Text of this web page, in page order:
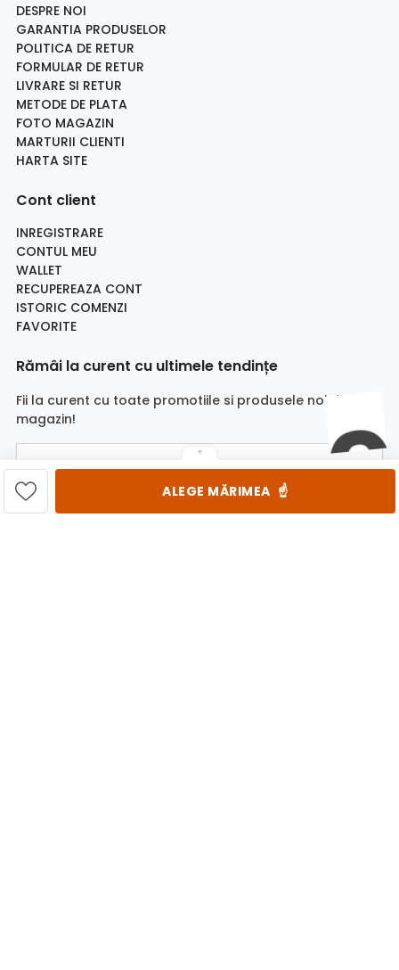
▼
ALEGE MĂRIMEA ☝️
DESPRE NOI
GARANTIA PRODUSELOR
POLITICA DE RETUR
FORMULAR DE RETUR
LIVRARE SI RETUR
METODE DE PLATA
FOTO MAGAZIN
MARTURII CLIENTI
HARTA SITE
Cont client
INREGISTRARE
CONTUL MEU
WALLET
RECUPEREAZA CONT
ISTORIC COMENZI
FAVORITE
Rămâi la curent cu ultimele tendințe
Fii la curent cu toate promotiile si produsele noi din
magazin!
Email